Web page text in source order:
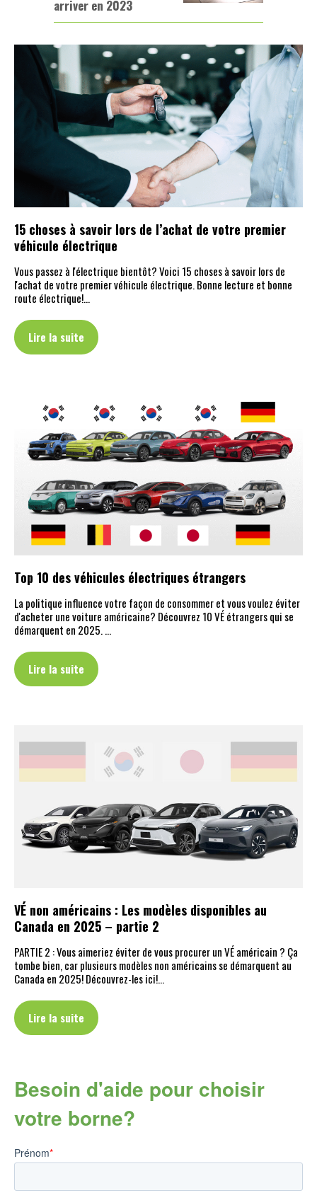
arriver en 2023
15 choses à savoir lors de l’achat de votre premier
véhicule électrique
Vous passez à l'électrique bientôt? Voici 15 choses à savoir lors de
l'achat de votre premier véhicule électrique. Bonne lecture et bonne
route électrique!…
Lire la suite
Top 10 des véhicules électriques étrangers
La politique influence votre façon de consommer et vous voulez éviter
d'acheter une voiture américaine? Découvrez 10 VÉ étrangers qui se
démarquent en 2025. …
Lire la suite
VÉ non américains : Les modèles disponibles au
Canada en 2025 – partie 2
PARTIE 2 : Vous aimeriez éviter de vous procurer un VÉ américain ? Ça
tombe bien, car plusieurs modèles non américains se démarquent au
Canada en 2025! Découvrez-les ici!…
Lire la suite